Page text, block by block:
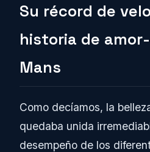
Su récord de
historia de
Mans
Como decíamos, la
quedaba unida
desempeño de los